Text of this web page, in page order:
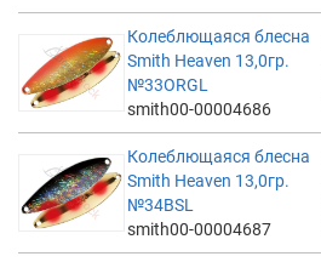
Колеблющаяся блесна
Smith Heaven 13,0гр.
№33ORGL
smith00-00004686
Колеблющаяся блесна
Smith Heaven 13,0гр.
№34BSL
smith00-00004687